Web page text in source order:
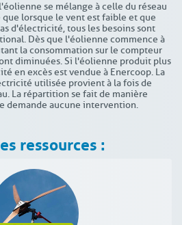
se mélange à celle du réseau
lorsque le vent est faible et que
d'électricité, tous les besoins sont
Dès que l'éolienne commence à
la consommation sur le compteur
diminuées. Si l'éolienne produit plus
en excès est vendue à Enercoop. La
utilisée provient à la fois de
La répartition se fait de manière
demande aucune intervention.
ressources :